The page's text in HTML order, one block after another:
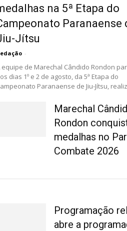
na 5ª Etapa do
Paranaense
Jítsu
-
equipe de Marechal Cândido Rondon
dias 1º e 2 de agosto, da 5ª Etapa do
Paranaense de Jiu-Jítsu,
Marechal
Rondon
medalhas no
Combate 2026
Programação
abre a